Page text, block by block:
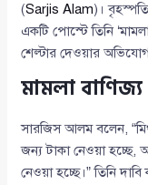
(Sarjis Alam)।
একটি পোস্টে তিনি
শেল্টার দেওয়ার
মামলা
সারজিস আলম বলেন,
জন্য টাকা নেওয়া
নেওয়া হচ্ছে।” তিনি